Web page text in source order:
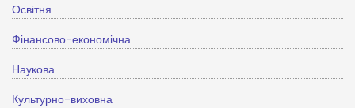
Освітня
Фінансово-економічна
Наукова
Культурно-виховна